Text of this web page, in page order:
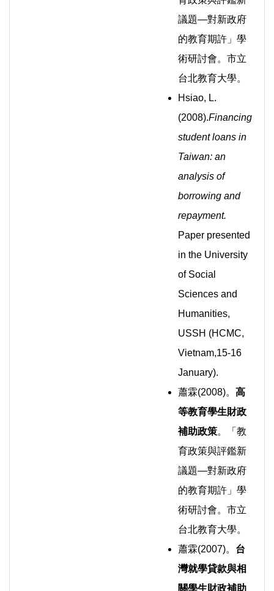
議題—對新政府
的教育期許」學
術研討會。市立
台北教育大學。
Hsiao, L.
(2008).Financing
student loans in
Taiwan: an
analysis of
borrowing and
repayment.
Paper presented
in the University
of Social
Sciences and
Humanities,
USSH (HCMC,
Vietnam,15-16
January).
蕭霖(2008)。 高
等教育學生財政
補助政策。「教
育政策與評鑑新
議題—對新政府
的教育期許」學
術研討會。市立
台北教育大學。
蕭霖(2007)。 台
灣就學貸款與相
關學生財政補助